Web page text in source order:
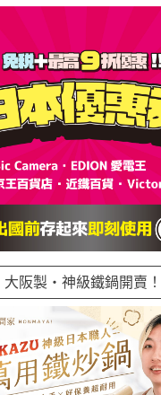
大阪製・神級鐵鍋開賣！